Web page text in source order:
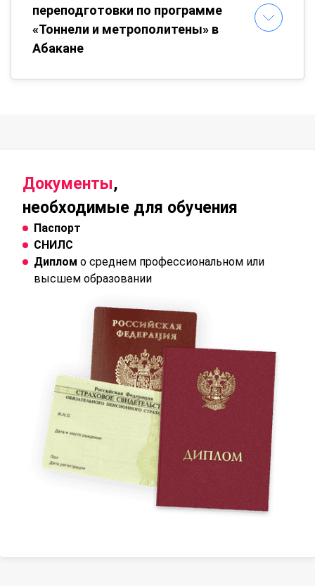
переподготовки по программе
«Тоннели и метрополитены» в
Абакане
Документы,
необходимые для обучения
Паспорт
СНИЛС
Диплом о среднем профессиональном или
высшем образовании